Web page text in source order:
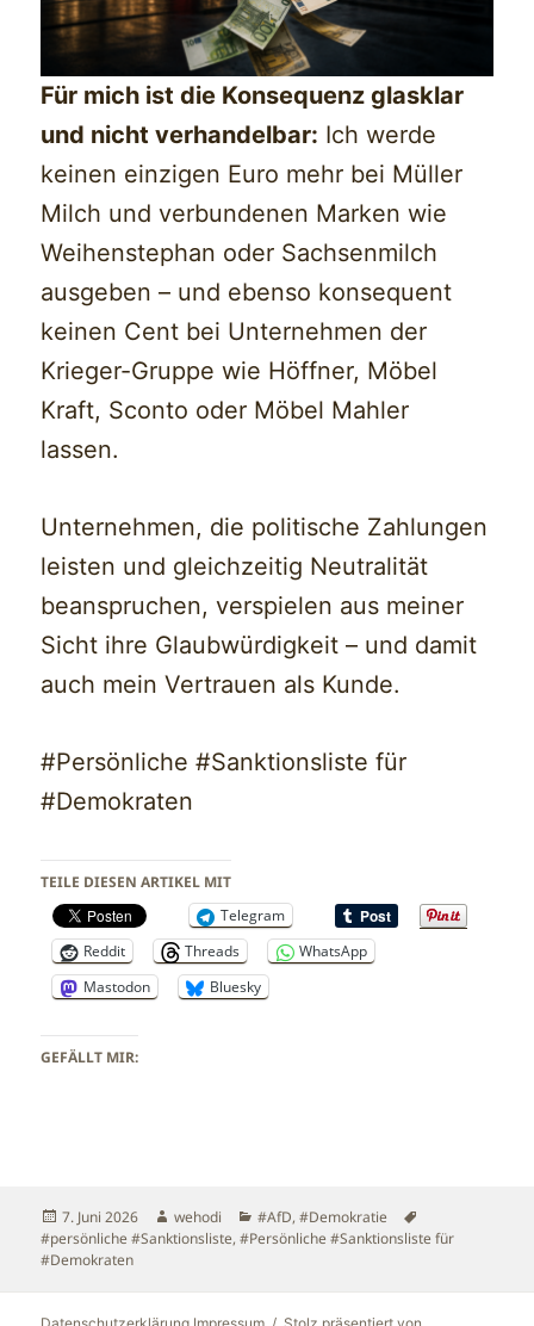
Für mich ist die Konsequenz glasklar
und nicht verhandelbar: Ich werde
keinen einzigen Euro mehr bei Müller
Milch und verbundenen Marken wie
Weihenstephan oder Sachsenmilch
ausgeben – und ebenso konsequent
keinen Cent bei Unternehmen der
Krieger-Gruppe wie Höffner, Möbel
Kraft, Sconto oder Möbel Mahler
lassen.
Unternehmen, die politische Zahlungen
leisten und gleichzeitig Neutralität
beanspruchen, verspielen aus meiner
Sicht ihre Glaubwürdigkeit – und damit
auch mein Vertrauen als Kunde.
#Persönliche #Sanktionsliste für
#Demokraten
TEILE DIESEN ARTIKEL MIT
Telegram
Reddit
Threads
WhatsApp
Mastodon
Bluesky
GEFÄLLT MIR:
Veröffentlicht
am
7. Juni 2026 Autor
wehodi Kategorien
#AfD,#Demokratie
#persönliche #Sanktionsliste,#Persönliche #Sanktionsliste für
#Demokraten